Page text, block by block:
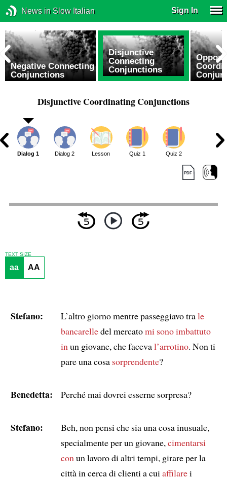
News in Slow Italian Sign In
Negative Connecting
Conjunctions
Disjunctive
Connecting
Conjunctions
Disjunctive Coordinating Conjunctions
Dialog 1 Dialog 2 Lesson Quiz 1 Quiz 2
TEXT SIZE
aa AA
Stefano: L’altro giorno mentre passeggiavo trale
bancarelledel mercatomi sono imbattuto
in un giovane, che faceval’arrotino. Non ti
pare una cosa sorprendente?
Benedetta: Perché mai dovrei esserne sorpresa?
Stefano:
Beh, non pensi che sia una cosa inusuale,
specialmente per un giovane, cimentarsi
con un lavoro di altri tempi, girare per la
città in cerca di clienti a cui affilarei